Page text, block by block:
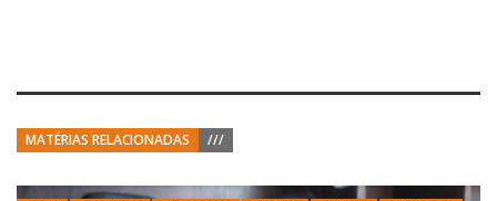
MATÉRIAS RELACIONADAS ///